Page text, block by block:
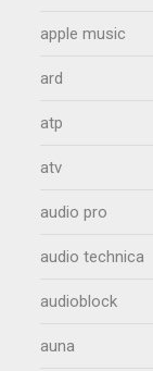
apple music
ard
atp
atv
audio pro
audio technica
audioblock
auna